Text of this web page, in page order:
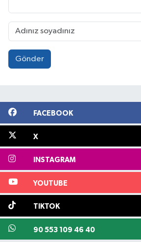
Gönder
FACEBOOK
X
INSTAGRAM
YOUTUBE
TIKTOK
90 553 109 46 40